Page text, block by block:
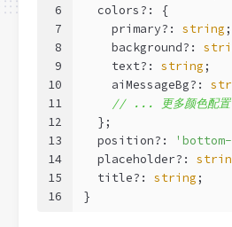
6
7
8
9
10
11
12
13
14
15
16
    primary?:
string ;
    background?:
    text?:
string ;
    aiMessageBg?:
// ... 更多颜色配置
  };
  position?:
  placeholder?:
  title?:
string ;
}